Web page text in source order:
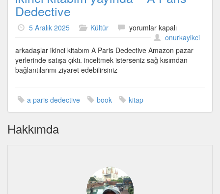
Dedective
5 Aralık 2025 Kültür
ikinci
yayında
–
için
yorumlar kapalı
onurkayikci
arkadaşlar ikinci kitabım A Paris Dedective Amazon pazar
yerlerinde satışa çıktı. inceltmek isterseniz sağ kısımdan
bağlantılarımı ziyaret edebilirsiniz
a paris dedective book kitap
Hakkımda